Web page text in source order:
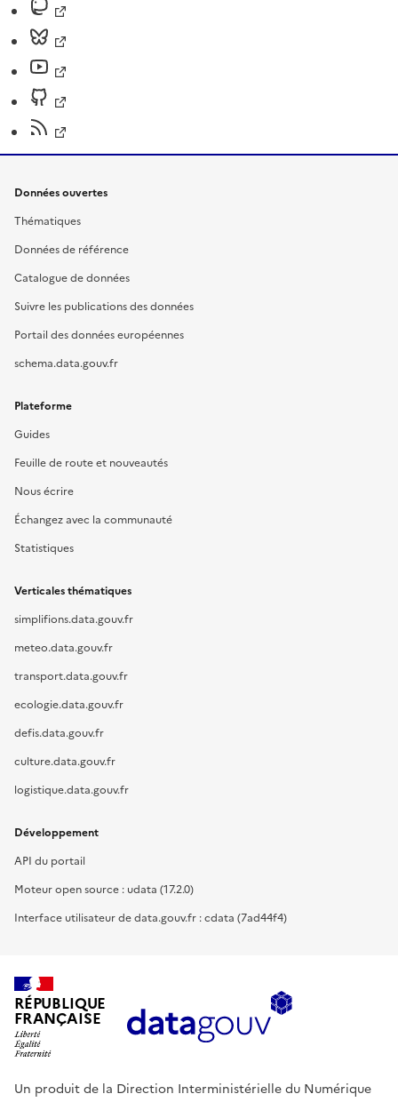
Données ouvertes
Thématiques
Données de référence
Catalogue de données
Suivre les publications des données
Portail des données européennes
schema.data.gouv.fr
Plateforme
Guides
Feuille de route et nouveautés
Nous écrire
Échangez avec la communauté
Statistiques
Verticales thématiques
simplifions.data.gouv.fr
meteo.data.gouv.fr
transport.data.gouv.fr
ecologie.data.gouv.fr
defis.data.gouv.fr
culture.data.gouv.fr
logistique.data.gouv.fr
Développement
API du portail
Moteur open source : udata (17.2.0)
Interface utilisateur de data.gouv.fr : cdata (7ad44f4)
RÉPUBLIQUE
FRANÇAISE
Un produit de la Direction Interministérielle du Numérique